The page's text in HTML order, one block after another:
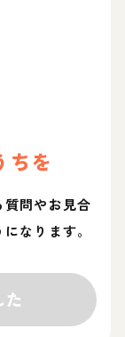
ちを
問やお見合
なります。
た